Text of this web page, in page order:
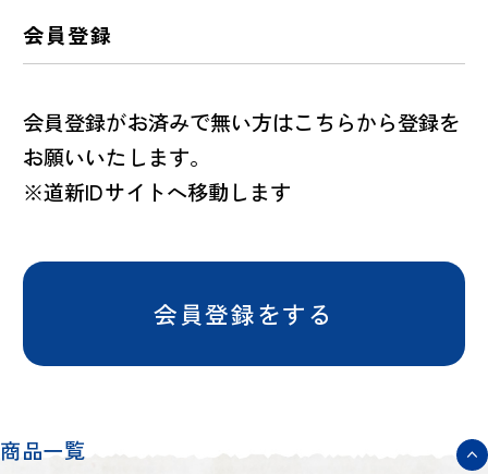
会員登録
会員登録がお済みで無い方はこちらから登録を
お願いいたします。
※道新IDサイトへ移動します
会員登録をする
商品一覧